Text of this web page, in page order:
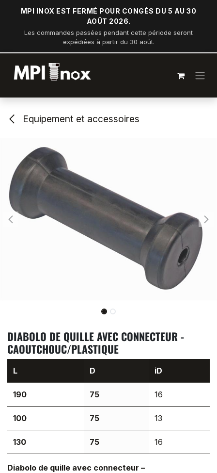
Se rendre au contenu
MPI INOX EST FERMÉ POUR CONGÉS DU 5 AU 30
AOÛT 2026.
Les commandes passées pendant cette période seront
expédiées à partir du 30 août.
Equipement et accessoires
DIABOLO DE QUILLE AVEC CONNECTEUR -
CAOUTCHOUC/PLASTIQUE
L D iD
190 75 16
100 75 13
130 75 16
Diabolo de quille avec connecteur –